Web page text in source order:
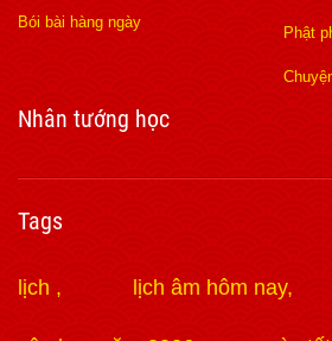
Bói bài hàng ngày
Phật
Nhân tướng học
Tags
lịch lịch âm hôm nay